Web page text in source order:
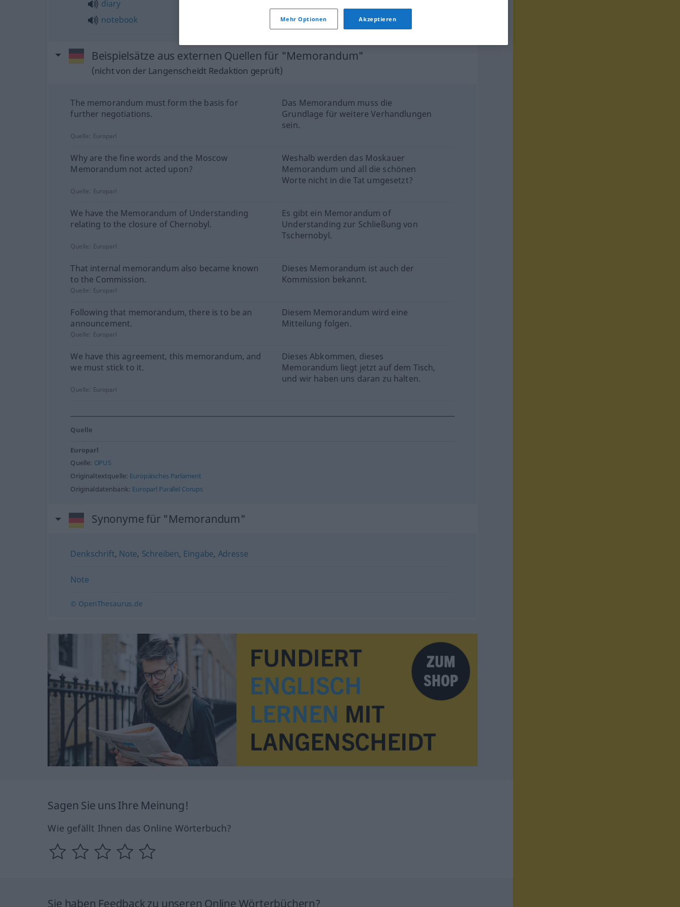
diary
notebook
Beispielsätze aus externen Quellen für "Memorandum"
(nicht von der Langenscheidt Redaktion geprüft)
The memorandum must form the basis for
further negotiations.
Das Memorandum muss die
Grundlage für weitere Verhandlungen
sein.
Quelle: Europarl
Why are the fine words and the Moscow
Memorandum not acted upon?
Weshalb werden das Moskauer
Memorandum und all die schönen
Worte nicht in die Tat umgesetzt?
Quelle: Europarl
We have the Memorandum of Understanding
relating to the closure of Chernobyl.
Es gibt ein Memorandum of
Understanding zur Schließung von
Tschernobyl.
Quelle: Europarl
That internal memorandum also became known
to the Commission.
Dieses Memorandum ist auch der
Kommission bekannt.
Quelle: Europarl
Following that memorandum, there is to be an
announcement.
Diesem Memorandum wird eine
Mitteilung folgen.
Quelle: Europarl
We have this agreement, this memorandum, and
we must stick to it.
Dieses Abkommen, dieses
Memorandum liegt jetzt auf dem Tisch,
und wir haben uns daran zu halten.
Quelle: Europarl
Quelle
Europarl
Quelle: OPUS
Originaltextquelle: Europäisches Parlament
Originaldatenbank: Europarl Parallel Corups
Synonyme für "Memorandum"
Denkschrift, Note, Schreiben, Eingabe, Adresse
Note
© OpenThesaurus.de
Sagen Sie uns Ihre Meinung!
Wie gefällt Ihnen das Online Wörterbuch?
Sie haben Feedback zu unseren Online Wörterbüchern?
Mehr Optionen Akzeptieren